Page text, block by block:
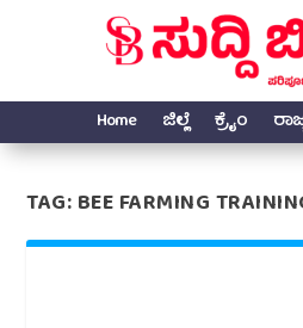
Home ಜಿಲ್ಲೆ ಕ್ರೈಂ
TAG:BEE FARMING